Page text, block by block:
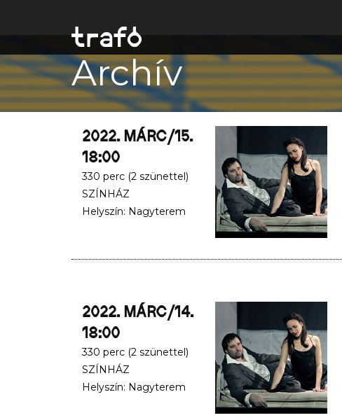
Archív
2022. MÁRC/15.
18:00
330 perc (2 szünettel)
SZÍNHÁZ
Helyszín: Nagyterem
2022. MÁRC/14.
18:00
330 perc (2 szünettel)
SZÍNHÁZ
Helyszín: Nagyterem